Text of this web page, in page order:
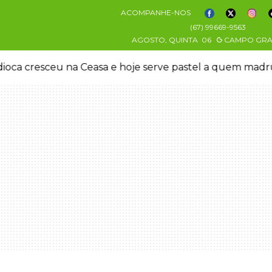
ACOMPANHE-NOS
(67) 99669-9563
AGOSTO, QUINTA 06 CAMPO
criou chave Pix para controlar adolescente antes